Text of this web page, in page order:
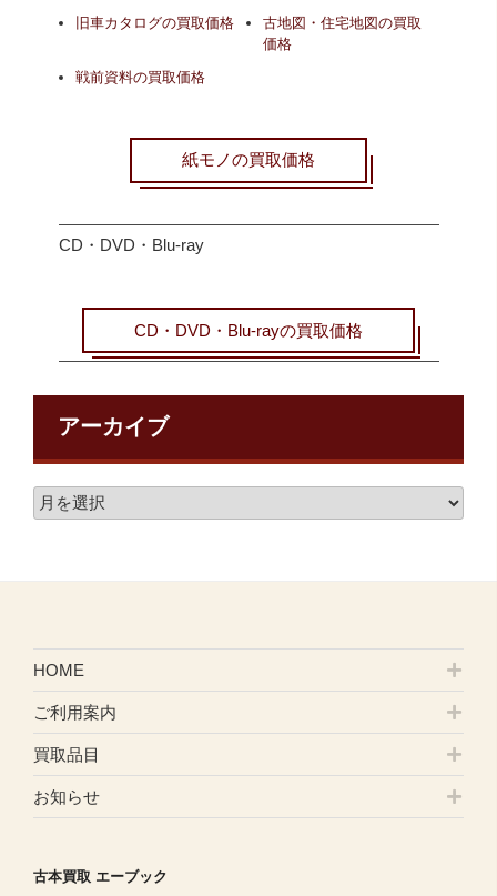
旧車カタログの買取価格
古地図・住宅地図の買取
価格
戦前資料の買取価格
紙モノの買取価格
CD・DVD・Blu-ray
CD・DVD・Blu-rayの買取価格
アーカイブ
HOME
ご利用案内
買取品目
お知らせ
古本買取 エーブック